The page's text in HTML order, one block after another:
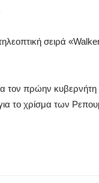
σειρά
τον πρώην
το χρίσμα των